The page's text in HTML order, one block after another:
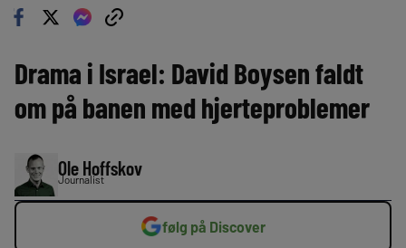
Drama i Israel: David Boysen faldt
om på banen med hjerteproblemer
Ole Hoffskov
Journalist
følg på Discover